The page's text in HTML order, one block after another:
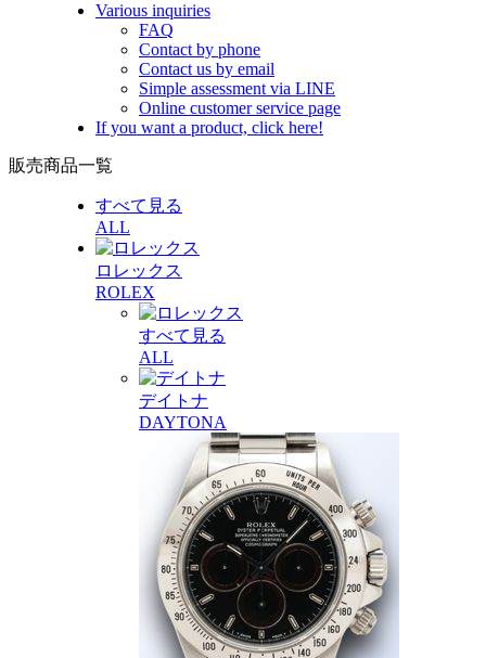
Various inquiries
FAQ
Contact by phone
Contact us by email
Simple assessment via LINE
Online customer service page
If you want a product, click here!
販売商品一覧
すべて見る
ALL
ロレックス
ROLEX
すべて見る
ALL
デイトナ
DAYTONA